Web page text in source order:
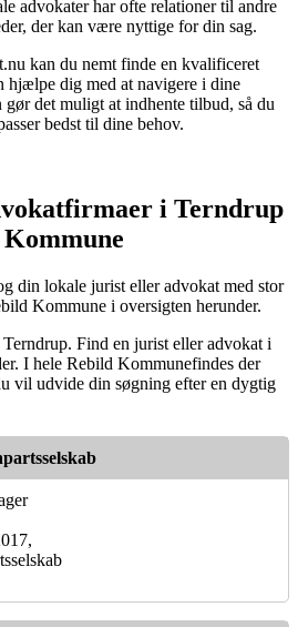
advokater har ofte relationer til andre
der kan være nyttige for din sag.
kan du nemt finde en kvalificeret
hjælpe dig med at navigere i dine
det muligt at indhente tilbud, så du
bedst til dine behov.
i Terndrup
din lokale jurist eller advokat med stor
Kommune i oversigten herunder.
Find en jurist eller advokat i
I hele Rebild Kommunefindes der
vil udvide din søgning efter en dygtig